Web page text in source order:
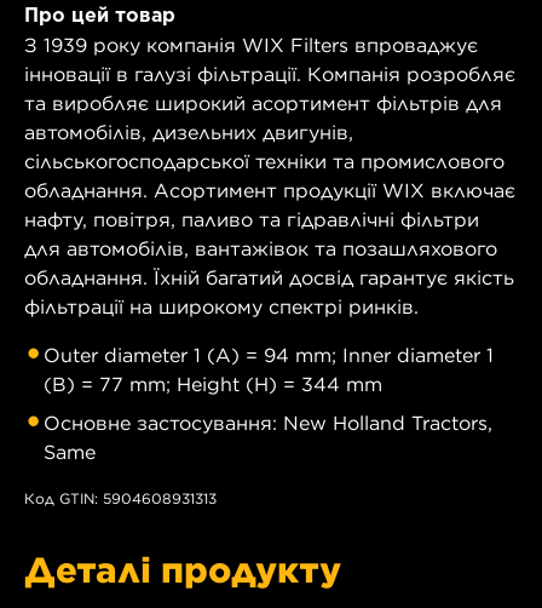
Про цей товар
З 1939 року компанія WIX Filters впроваджує
інновації в галузі фільтрації. Компанія розробляє
та виробляє широкий асортимент фільтрів для
автомобілів, дизельних двигунів,
сільськогосподарської техніки та промислового
обладнання. Асортимент продукції WIX включає
нафту, повітря, паливо та гідравлічні фільтри
для автомобілів, вантажівок та позашляхового
обладнання. Їхній багатий досвід гарантує якість
фільтрації на широкому спектрі ринків.
Outer diameter 1 (A) = 94 mm; Inner diameter 1
(B) = 77 mm; Height (H) = 344 mm
Основне застосування: New Holland Tractors,
Same
Код GTIN: 5904608931313
Деталі продукту